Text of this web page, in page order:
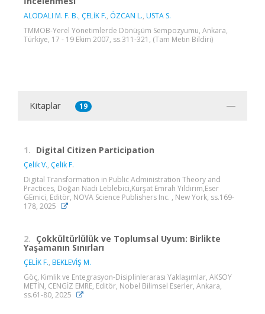
ALODALI M. F. B., ÇELİK F., ÖZCAN L., USTA S.
TMMOB-Yerel Yönetimlerde Dönüşüm Sempozyumu, Ankara,
Türkiye, 17 - 19 Ekim 2007, ss.311-321, (Tam Metin Bildiri)
Kitaplar 19
1. Digital Citizen Participation
Çelik V., Çelik F.
Digital Transformation in Public Administration Theory and
Practices, Doğan Nadi Leblebici,Kürşat Emrah Yıldırım,Eser
GEmici, Editör, NOVA Science Publishers Inc. , New York, ss.169-
178, 2025
2. Çokkültürlülük ve Toplumsal Uyum: Birlikte
Yaşamanın Sınırları
ÇELİK F., BEKLEVİŞ M.
Göç, Kimlik ve Entegrasyon-Disiplinlerarası Yaklaşımlar, AKSOY
METİN, CENGİZ EMRE, Editör, Nobel Bilimsel Eserler, Ankara,
ss.61-80, 2025